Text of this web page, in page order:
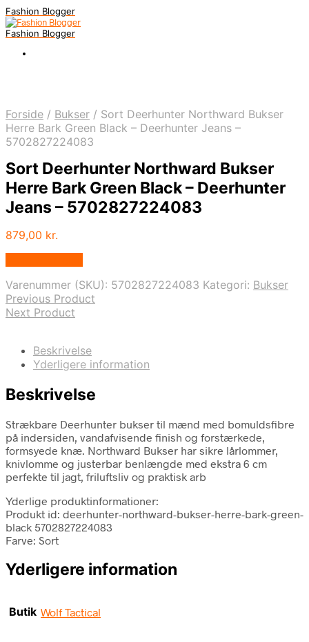
Fashion Blogger
Fashion Blogger
Forside / Bukser / Sort Deerhunter Northward Bukser
Herre Bark Green Black – Deerhunter Jeans –
5702827224083
Sort Deerhunter Northward Bukser
Herre Bark Green Black – Deerhunter
Jeans – 5702827224083
879,00 kr.
Varenummer (SKU): 5702827224083 Kategori: Bukser
Previous Product
Next Product
Beskrivelse
Yderligere information
Beskrivelse
Strækbare Deerhunter bukser til mænd med bomuldsfibre
på indersiden, vandafvisende finish og forstærkede,
formsyede knæ. Northward Bukser har sikre lårlommer,
knivlomme og justerbar benlængde med ekstra 6 cm
perfekte til jagt, friluftsliv og praktisk arb
Yderlige produktinformationer:
Produkt id: deerhunter-northward-bukser-herre-bark-green-
black 5702827224083
Farve: Sort
Yderligere information
Butik Wolf Tactical